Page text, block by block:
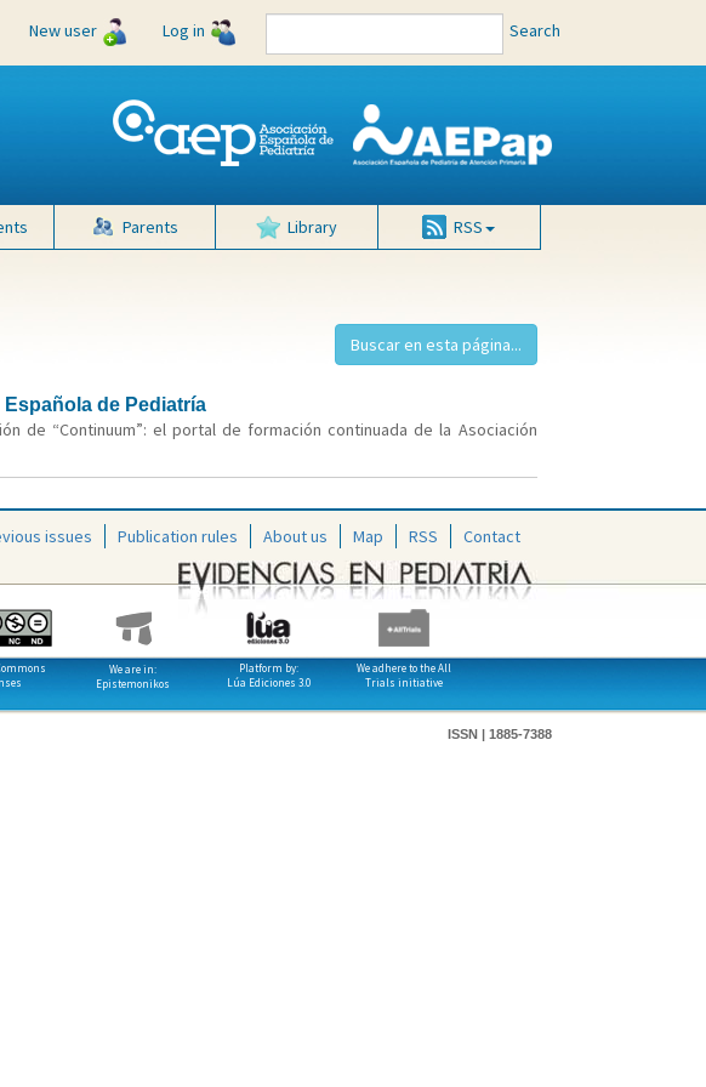
New user Log in Search
Parents Library RSS
de Pediatría
de “Continuum”: el portal de formación continuada de la Asociación
issues Publication rules About us Map RSS Contact
We are in:
Epistemonikos
Platform by:
Lúa Ediciones 3.0
We adhere to the All
Trials initiative
ISSN | 1885-7388